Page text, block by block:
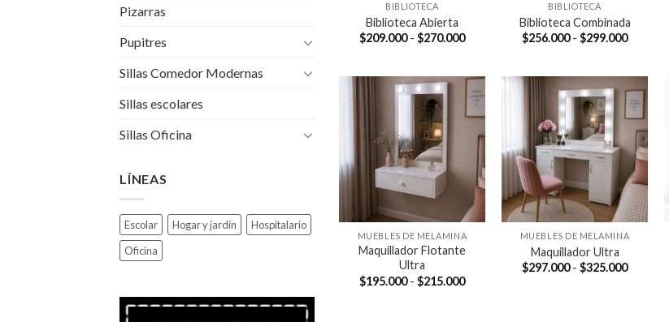
Pizarras
Pupitres
Sillas Comedor Modernas
Sillas escolares
Sillas Oficina
LÍNEAS
Escolar Hogar y jardín
Hospitalario
Oficina
BIBLIOTECA
Biblioteca Abierta
$209.000 - $270.000Rango
$209.000
hasta
$270.000
BIBLIOTECA
Biblioteca Combinada
$256.000 - $299.000Rango
hasta
$299.000
MUEBLES DE MELAMINA
Maquillador Flotante
Ultra
$195.000 - $215.000Rango
MUEBLES DE MELAMINA
Maquillador Ultra
$297.000 - $325.000Rango